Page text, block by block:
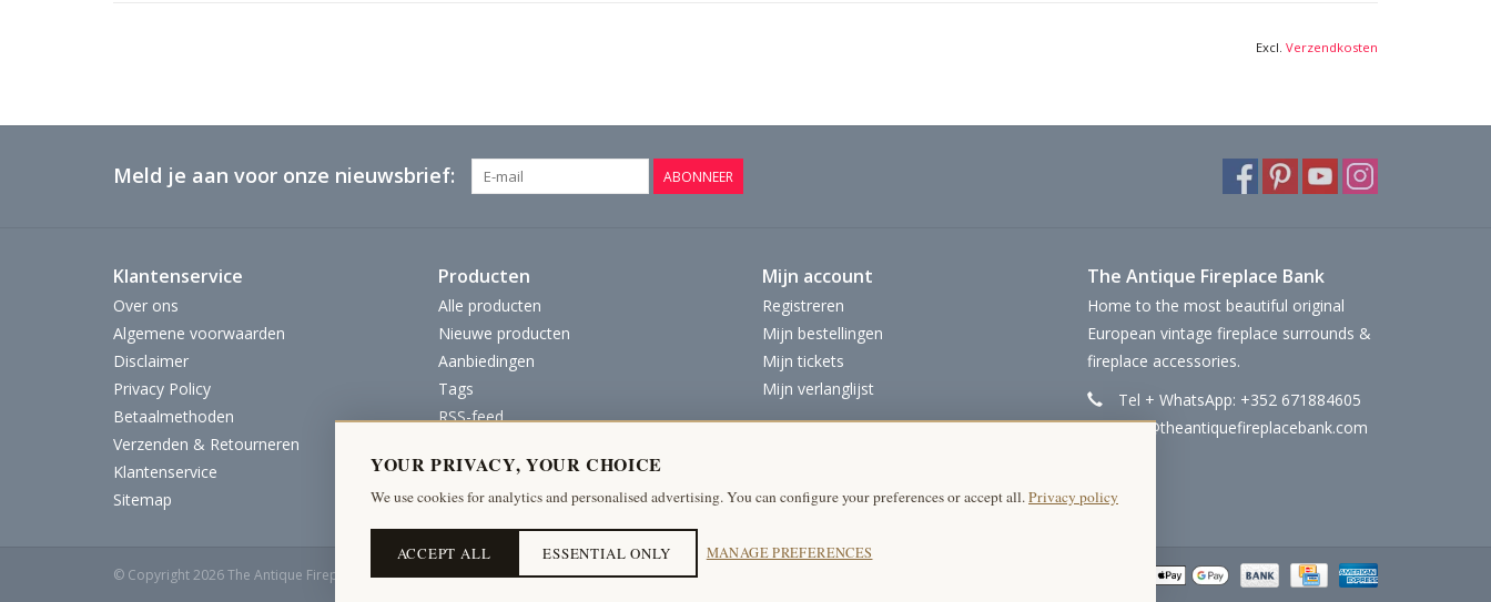
Excl. Verzendkosten
Meld je aan voor onze nieuwsbrief: ABONNEER
Klantenservice
Over ons
Algemene voorwaarden
Disclaimer
Privacy Policy
Betaalmethoden
Verzenden & Retourneren
Klantenservice
Sitemap
Producten
Alle producten
Nieuwe producten
Aanbiedingen
Tags
RSS-feed
Mijn account
Registreren
Mijn bestellingen
Mijn tickets
Mijn verlanglijst
The Antique Fireplace Bank
Home to the most beautiful original
European vintage fireplace surrounds &
fireplace accessories.
Tel + WhatsApp: +352 671884605
info@theantiquefireplacebank.com
© Copyright 2026 The Antique Fireplace Bank
YOUR PRIVACY, YOUR CHOICE
We use cookies for analytics and personalised advertising. You can configure your preferences or accept all.Privacy policy
ACCEPT ALL ESSENTIAL ONLY MANAGE PREFERENCES